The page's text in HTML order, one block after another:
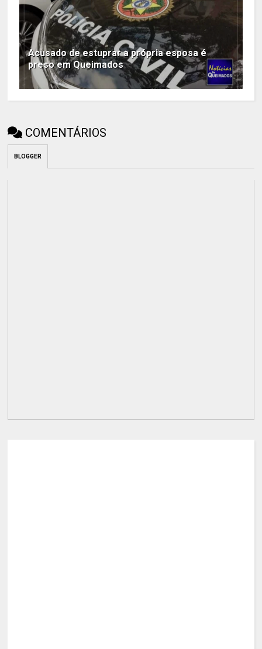
Acusado de estuprar a própria esposa é
preso em Queimados
COMENTÁRIOS
BLOGGER